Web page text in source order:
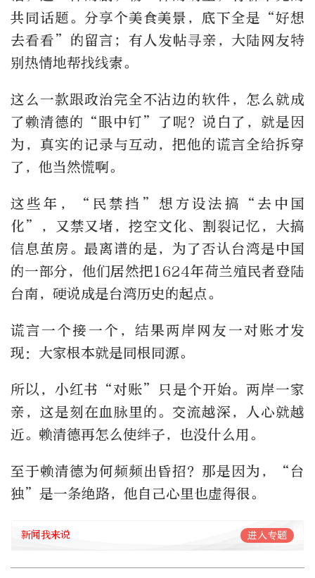
共同话题。分享个美食美景，底下全是“好想
去看看”的留言；有人发帖寻亲，大陆网友特
别热情地帮找线索。
这么一款跟政治完全不沾边的软件，怎么就成
了赖清德的“眼中钉”了呢？说白了，就是因
为，真实的记录与互动，把他的谎言全给拆穿
了，他当然慌啊。
这些年，“民禁挡”想方设法搞“去中国
化”，又禁又堵，挖空文化、割裂记忆，大搞
信息茧房。最离谱的是，为了否认台湾是中国
的一部分，他们居然把1624年荷兰殖民者登陆
台南，硬说成是台湾历史的起点。
谎言一个接一个，结果两岸网友一对账才发
现：大家根本就是同根同源。
所以，小红书“对账”只是个开始。两岸一家
亲，这是刻在血脉里的。交流越深，人心就越
近。赖清德再怎么使绊子，也没什么用。
至于赖清德为何频频出昏招？那是因为，“台
独”是一条绝路，他自己心里也虚得很。
新闻我来说 进入专题